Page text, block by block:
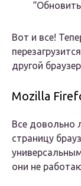
Вот и все!
другой
Mozilla
Все довольно
страницу
они не